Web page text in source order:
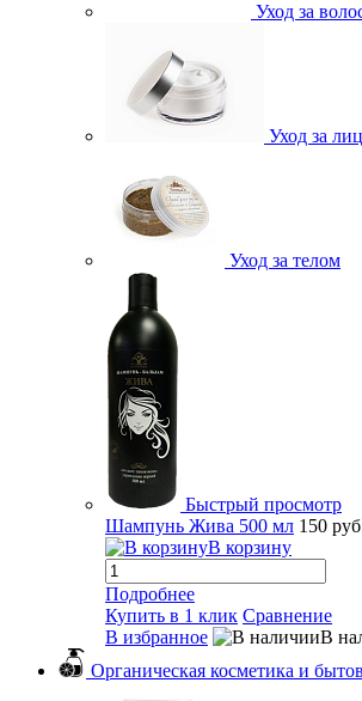
Уход за
Уход за
Уход за телом
Быстрый просмотр
Шампунь Жива 500 мл 150
В корзину
Подробнее
Купить в 1 клик Сравнение
В избранное
В
Органическая косметика и